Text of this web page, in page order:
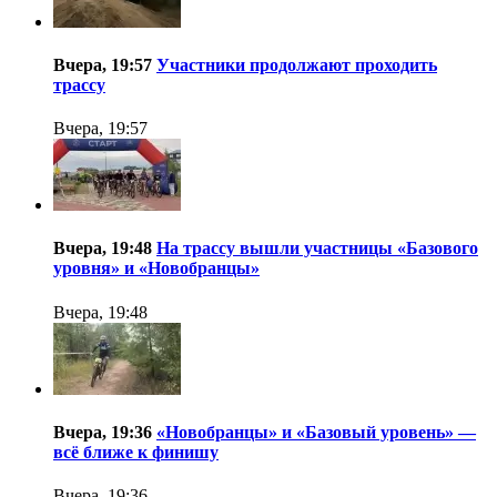
Вчера, 19:57 Участники продолжают проходить
трассу
Вчера, 19:57
Вчера, 19:48 На трассу вышли участницы «Базового
уровня» и «Новобранцы»
Вчера, 19:48
Вчера, 19:36 «Новобранцы» и «Базовый уровень» —
всё ближе к финишу